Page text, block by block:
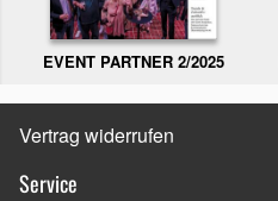
EVENT PARTNER 2/2025
Vertrag widerrufen
Service